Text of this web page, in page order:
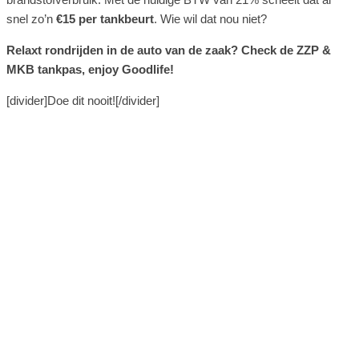
snel zo’n €15 per tankbeurt. Wie wil dat nou niet?
Relaxt rondrijden in de auto van de zaak? Check de ZZP &
MKB tankpas, enjoy Goodlife!
[divider]Doe dit nooit![/divider]